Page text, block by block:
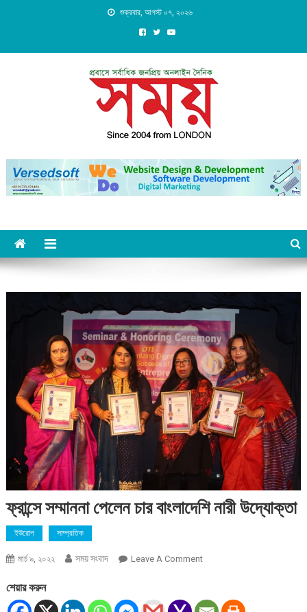
শুক্রবার, আগস্ট ০৭, ২০২৬
Daily Shomoy, Since 2004
from LONDON
ফ্রান্সে সম্মাননা পেলেন চার বাংলাদেশি নারী উদ্যোক্তা
ইউরোপ সাম্প্রতিক
মার্চ ৯, ২০২২ সময় সংবাদ Leave A CommentOn
পেলেন
শেয়ার করুন